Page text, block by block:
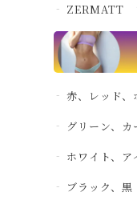
ZERMATT
赤、レッド、
グリーン、
ホワイト、ア
ブラック、黒